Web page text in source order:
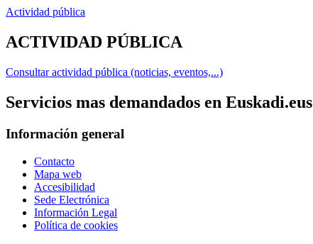
Actividad pública
ACTIVIDAD PÚBLICA
Consultar actividad pública (noticias, eventos,...)
Servicios mas demandados en Euskadi.eus
Información general
Contacto
Mapa web
Accesibilidad
Sede Electrónica
Información Legal
Política de cookies